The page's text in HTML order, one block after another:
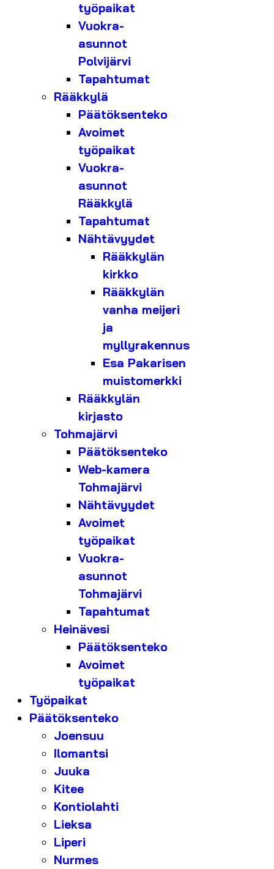
työpaikat
Vuokra-
asunnot
Polvijärvi
Tapahtumat
Rääkkylä
Päätöksenteko
Avoimet
työpaikat
Vuokra-
asunnot
Rääkkylä
Tapahtumat
Nähtävyydet
Rääkkylän
kirkko
Rääkkylän
vanha meijeri
ja
myllyrakennus
Esa Pakarisen
muistomerkki
Rääkkylän
kirjasto
Tohmajärvi
Päätöksenteko
Web-kamera
Tohmajärvi
Nähtävyydet
Avoimet
työpaikat
Vuokra-
asunnot
Tohmajärvi
Tapahtumat
Heinävesi
Päätöksenteko
Avoimet
työpaikat
Työpaikat
Päätöksenteko
Joensuu
Ilomantsi
Juuka
Kitee
Kontiolahti
Lieksa
Liperi
Nurmes